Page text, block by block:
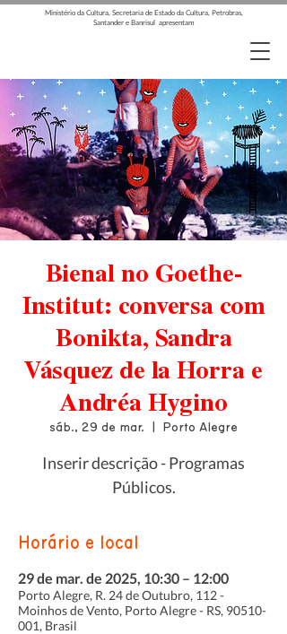
Ministério da Cultura, Secretaria de Estado da Cultura, Petrobras,
Santander e Banrisul apresentam
Bienal no Goethe-
Institut: conversa com
Bonikta, Sandra
Vásquez de la Horra e
Andréa Hygino
sáb., 29 de mar. Porto Alegre
Inserir descrição - Programas
Públicos.
Horário e local
29 de mar. de 2025, 10:30 – 12:00
Porto Alegre, R. 24 de Outubro, 112 -
Moinhos de Vento, Porto Alegre - RS, 90510-
001, Brasil